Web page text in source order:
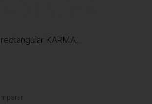
KARMA,...